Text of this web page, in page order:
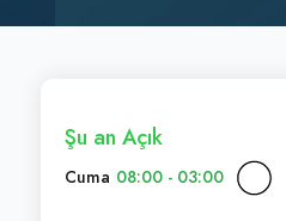
Şu an Açık
Cuma 08:00 - 03:00